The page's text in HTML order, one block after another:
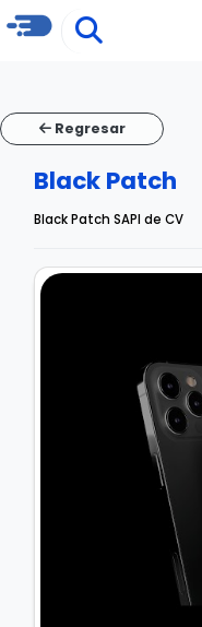
Regresar
Black Patch
Black Patch SAPI de CV